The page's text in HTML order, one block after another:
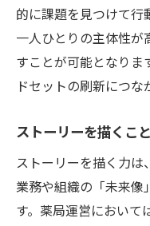
的に課題を見つけて行
一人ひとりの主体性が
すことが可能となりま
ドセットの刷新につな
ストーリーを描くこ
ストーリーを描く力は
業務や組織の「未来像
す。薬局運営において